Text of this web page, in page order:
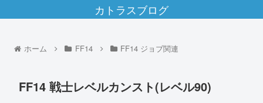
カトラスブログ
ホーム FF14 FF14 ジョブ関連
FF14 戦士レベルカンスト(レベル90)